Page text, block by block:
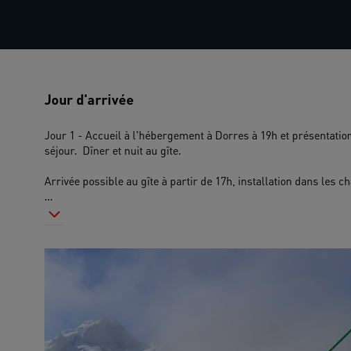
Jour d'arrivée
Jour 1 - Accueil à l'hébergement à Dorres à 19h et
séjour.  Dîner et nuit au gîte.
Arrivée possible au gîte à partir de 17h, installation dans les
...